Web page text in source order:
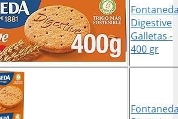
Digestive
Galletas -
400 gr